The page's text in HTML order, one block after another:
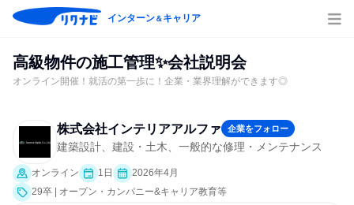
インターン＆キャリア
高級物件の施工管理✨会社説明会
オンライン開催！就活の第一歩に！企業・業界理解ができます◎
株式会社インテリアアルファ 企業をフォロー
建築設計、建設・土木、一般的な修理・メンテナンス
オンライン 1日
2026年4月
29卒 | オープン・カンパニー&キャリア教育等